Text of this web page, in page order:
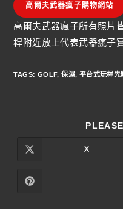
高爾夫武器瘋子購物網站
高爾夫武器瘋子所有照片
桿附近放上代表武器瘋子
TAGS: GOLF, 保濕, 平台式玩桿先
X